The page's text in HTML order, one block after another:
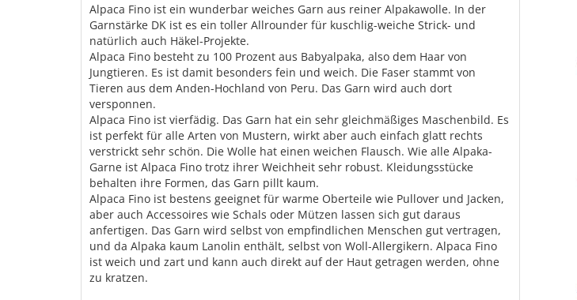
Alpaca Fino ist ein wunderbar weiches Garn aus reiner Alpakawolle. In der
Garnstärke DK ist es ein toller Allrounder für kuschlig-weiche Strick- und
natürlich auch Häkel-Projekte.
Alpaca Fino besteht zu 100 Prozent aus Babyalpaka, also dem Haar von
Jungtieren. Es ist damit besonders fein und weich. Die Faser stammt von
Tieren aus dem Anden-Hochland von Peru. Das Garn wird auch dort
versponnen.
Alpaca Fino ist vierfädig. Das Garn hat ein sehr gleichmäßiges Maschenbild. Es
ist perfekt für alle Arten von Mustern, wirkt aber auch einfach glatt rechts
verstrickt sehr schön. Die Wolle hat einen weichen Flausch. Wie alle Alpaka-
Garne ist Alpaca Fino trotz ihrer Weichheit sehr robust. Kleidungsstücke
behalten ihre Formen, das Garn pillt kaum.
Alpaca Fino ist bestens geeignet für warme Oberteile wie Pullover und Jacken,
aber auch Accessoires wie Schals oder Mützen lassen sich gut daraus
anfertigen. Das Garn wird selbst von empfindlichen Menschen gut vertragen,
und da Alpaka kaum Lanolin enthält, selbst von Woll-Allergikern. Alpaca Fino
ist weich und zart und kann auch direkt auf der Haut getragen werden, ohne
zu kratzen.